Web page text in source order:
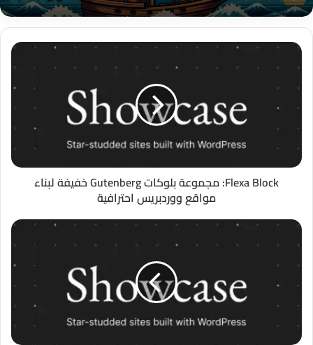
Flexa
بلوكات
Gutenberg
مواقع
ووردبريس
احترافية
Flexa Block: مجموعة بلوكات Gutenberg خفيفة لبناء
مواقع ووردبريس احترافية
Jamie's
التحرير
المباشر
الأمامية